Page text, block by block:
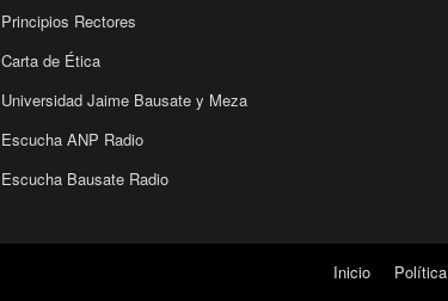
Principios Rectores
Carta de Ética
Universidad Jaime Bausate y Meza
Escucha ANP Radio
Escucha Bausate Radio
Inicio Política